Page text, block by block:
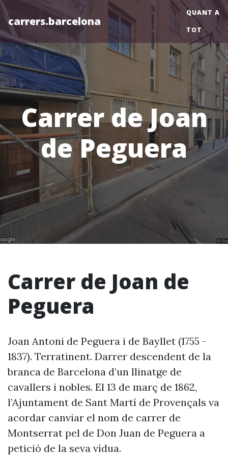
carrers.barcelona
QUANT A
TOT
Carrer de Joan
de Peguera
Carrer de Joan de
Peguera
Joan Antoni de Peguera i de Bayllet (1755 -
1837). Terratinent. Darrer descendent de la
branca de Barcelona d’un llinatge de
cavallers i nobles. El 13 de març de 1862,
l’Ajuntament de Sant Martí de Provençals va
acordar canviar el nom de carrer de
Montserrat pel de Don Juan de Peguera a
petició de la seva vídua.